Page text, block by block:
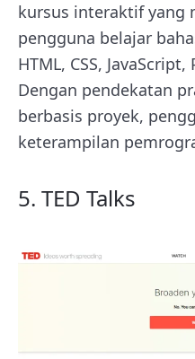
kursus interaktif yang
pengguna belajar
HTML, CSS,
Dengan pendekatan
berbasis proyek,
keterampilan
5. TED Talks